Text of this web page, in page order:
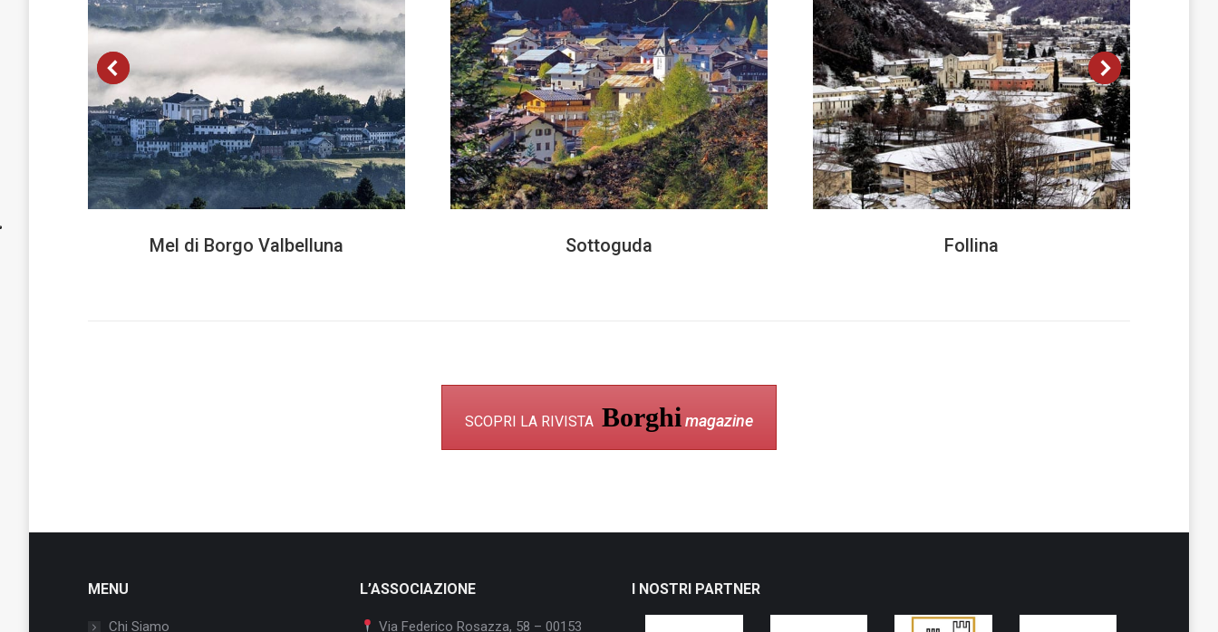
Mel di Borgo Valbelluna Sottoguda Follina
SCOPRI LA RIVISTA Borghi magazine
MENU
Chi Siamo
L’ASSOCIAZIONE
Via Federico Rosazza, 58 – 00153
I NOSTRI PARTNER